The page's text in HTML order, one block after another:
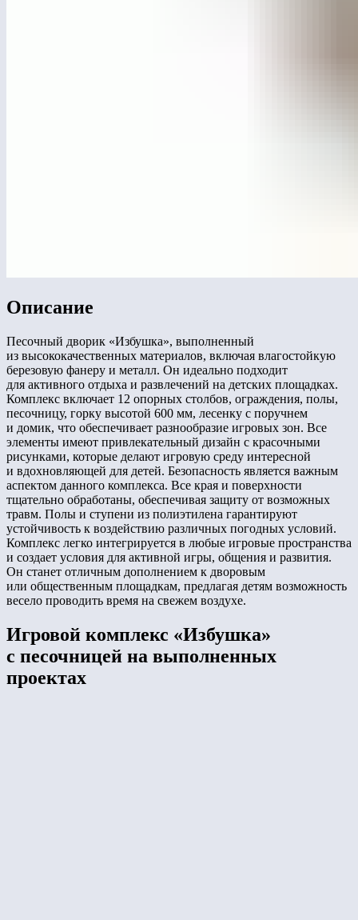
Описание
Песочный дворик «Избушка», выполненный
из высококачественных материалов, включая влагостойкую
березовую фанеру и металл. Он идеально подходит
для активного отдыха и развлечений на детских площадках.
Комплекс включает 12 опорных столбов, ограждения, полы,
песочницу, горку высотой 600 мм, лесенку с поручнем
и домик, что обеспечивает разнообразие игровых зон. Все
элементы имеют привлекательный дизайн с красочными
рисунками, которые делают игровую среду интересной
и вдохновляющей для детей. Безопасность является важным
аспектом данного комплекса. Все края и поверхности
тщательно обработаны, обеспечивая защиту от возможных
травм. Полы и ступени из полиэтилена гарантируют
устойчивость к воздействию различных погодных условий.
Комплекс легко интегрируется в любые игровые пространства
и создает условия для активной игры, общения и развития.
Он станет отличным дополнением к дворовым
или общественным площадкам, предлагая детям возможность
весело проводить время на свежем воздухе.
Игровой комплекс «Избушка»
с песочницей на выполненных
проектах